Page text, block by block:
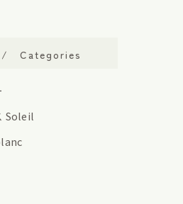
Categories
Soleil